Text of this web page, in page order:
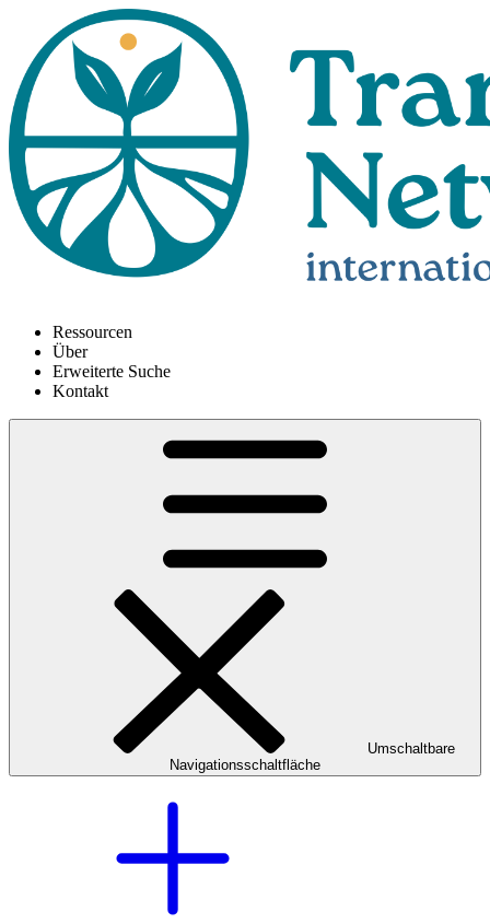
Ressourcen
Über
Erweiterte Suche
Kontakt
Umschaltbare
Navigationsschaltfläche